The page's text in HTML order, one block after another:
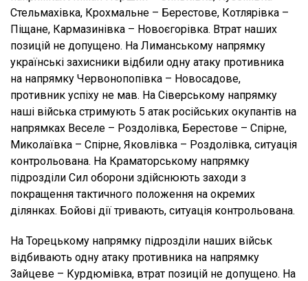
Стельмахівка, Крохмальне – Берестове, Котлярівка –
Піщане, Кармазинівка – Новоєгорівка. Втрат наших
позицій не допущено. На Лиманському напрямку
українські захисники відбили одну атаку противника
на напрямку Червонопопівка – Новосадове,
противник успіху не мав. На Сіверському напрямку
наші війська стримують 5 атак російських окупантів на
напрямках Веселе – Роздолівка, Берестове – Спірне,
Миколаївка – Спірне, Яковлівка – Роздолівка, ситуація
контрольована. На Краматорському напрямку
підрозділи Сил оборони здійснюють заходи з
покращення тактичного положення на окремих
ділянках. Бойові дії тривають, ситуація контрольована.
На Торецькому напрямку підрозділи наших військ
відбивають одну атаку противника на напрямку
Зайцеве – Курдюмівка, втрат позицій не допущено. На